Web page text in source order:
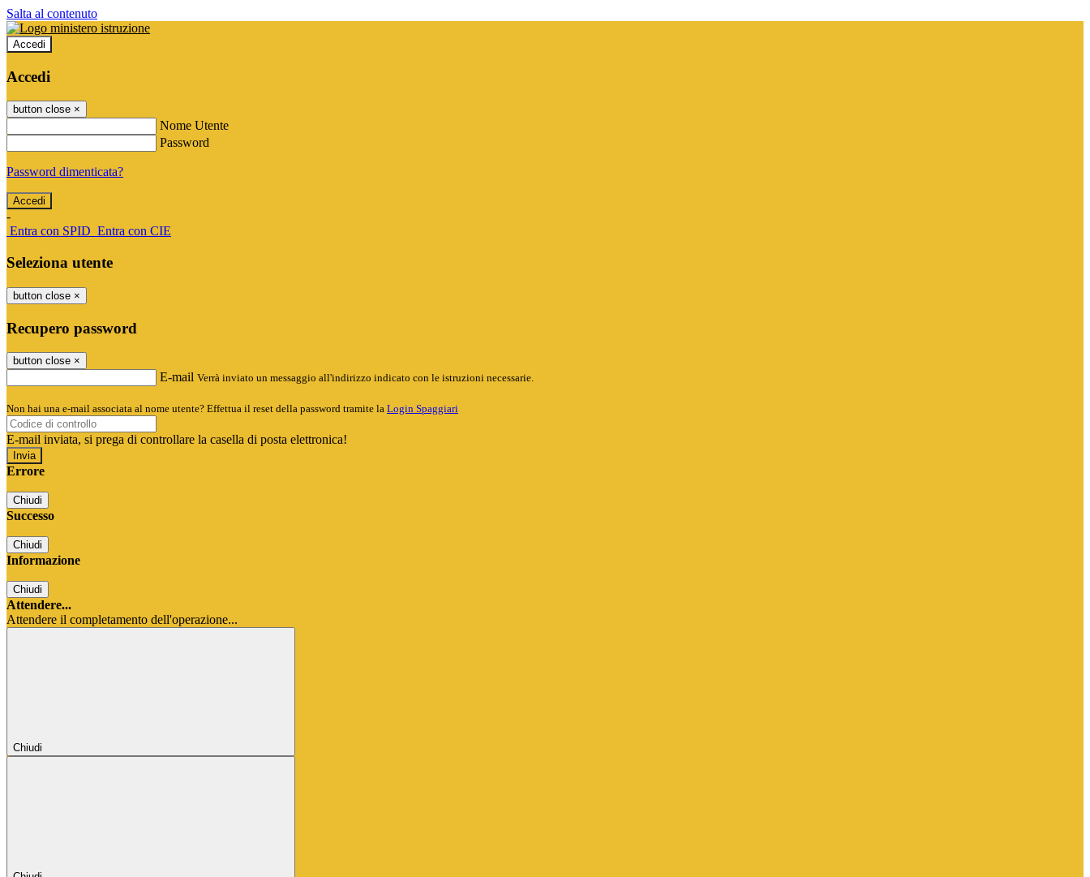
Salta al contenuto
Accedi
Accedi
button close ×
Nome Utente
Password
Password dimenticata?
-
Entra con SPID Entra con CIE
Seleziona utente
button close ×
Recupero password
button close ×
E-mail Verrà inviato un messaggio all'indirizzo indicato con le istruzioni necessarie.
Non hai una e-mail associata al nome utente? Effettua il reset della password tramite la Login Spaggiari
E-mail inviata, si prega di controllare la casella di posta elettronica!
Errore
Chiudi
Successo
Chiudi
Informazione
Chiudi
Attendere...
Attendere il completamento dell'operazione...
Chiudi